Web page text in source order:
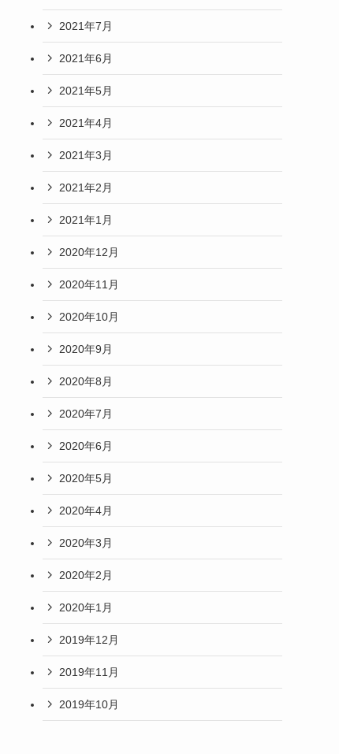
2021年7月
2021年6月
2021年5月
2021年4月
2021年3月
2021年2月
2021年1月
2020年12月
2020年11月
2020年10月
2020年9月
2020年8月
2020年7月
2020年6月
2020年5月
2020年4月
2020年3月
2020年2月
2020年1月
2019年12月
2019年11月
2019年10月